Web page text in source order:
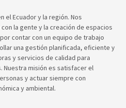
el Ecuador y la región. Nos
la gente y la creación de espacios
contar con un equipo de trabajo
una gestión planificada, eficiente y
y servicios de calidad para
Nuestra misión es satisfacer el
y actuar siempre con
y ambiental.